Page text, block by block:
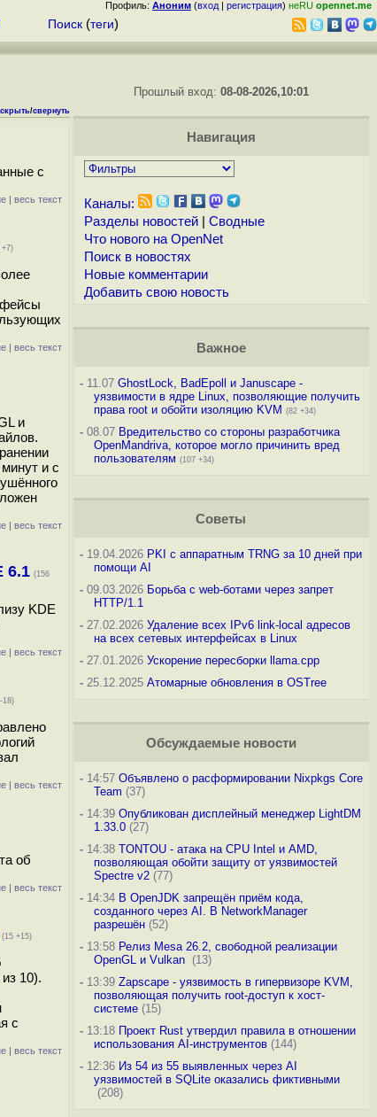
Профиль: Аноним (вход | регистрация) неRU opennet.me
Поиск (теги)
/свернуть
с
| весь текст
+7)
| весь текст
и
и с
| весь текст
6.1 (156
KDE
| весь текст
| весь текст
об
| весь текст
(15 +15)
10).
с
| весь текст
Прошлый вход:08-08-2026,10:01
Навигация
Каналы:
Разделы новостей| Сводные
Что нового на OpenNet
Поиск в новостях
Новые комментарии
Добавить свою новость
Важное
-11.07 GhostLock, BadEpoll и Januscape -
уязвимости в ядре Linux, позволяющие получить
права root и обойти изоляцию KVM (82 +34)
-08.07 Вредительство со стороны разработчика
OpenMandriva, которое могло причинить вред
пользователям (107 +34)
Советы
-19.04.2026 PKI с аппаратным TRNG за 10 дней при
помощи AI
-09.03.2026 Борьба с web-ботами через запрет
HTTP/1.1
-27.02.2026 Удаление всех IPv6 link-local адресов
на всех сетевых интерфейсах в Linux
-27.01.2026 Ускорение пересборки llama.cpp
-25.12.2025 Атомарные обновления в OSTree
Обсуждаемые новости
-14:57 Объявлено о расформировании Nixpkgs Core
Team (37)
-14:39 Опубликован дисплейный менеджер LightDM
1.33.0(27)
-14:38 TONTOU - атака на CPU Intel и AMD,
позволяющая обойти защиту от уязвимостей
Spectre v2(77)
-14:34 В OpenJDK запрещён приём кода,
созданного через AI. В NetworkManager
разрешён(52)
-13:58 Релиз Mesa 26.2, свободной реализации
OpenGL и Vulkan (13)
-13:39 Zapscape - уязвимость в гипервизоре KVM,
позволяющая получить root-доступ к хост-
системе(15)
-13:18 Проект Rust утвердил правила в отношении
использования AI-инструментов(144)
-12:36 Из 54 из 55 выявленных через AI
уязвимостей в SQLite оказались фиктивными
(208)